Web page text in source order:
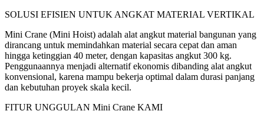
SOLUSI EFISIEN UNTUK ANGKAT MATERIAL VERTIKAL
Mini Crane (Mini Hoist) adalah alat angkut material bangunan yang
dirancang untuk memindahkan material secara cepat dan aman
hingga ketinggian 40 meter, dengan kapasitas angkut 300 kg.
Penggunaannya menjadi alternatif ekonomis dibanding alat angkut
konvensional, karena mampu bekerja optimal dalam durasi panjang
dan kebutuhan proyek skala kecil.
FITUR UNGGULAN Mini Crane KAMI